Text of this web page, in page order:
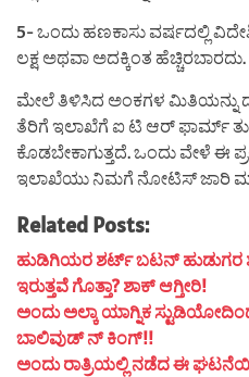
5- ಒಂದು ಹಣಕಾಸು ವರ್ಷದಲ್ಲಿ
ಲಕ್ಷ ಅಥವಾ ಅದಕ್ಕಿಂತ ಹೆಚ್ಚಿರಬಾರದು.
ಮೇಲೆ ತಿಳಿಸಿದ ಅಂಕಗಳ ಮಿತಿಯನ್ನು
ತೆರಿಗೆ ಇಲಾಖೆಗೆ ಐ ಟಿ ಆರ್ ಫಾರ್ಮ್
ಕೊಡಬೇಕಾಗುತ್ತದೆ. ಒಂದು ವೇಳೆ ಈ
ಇಲಾಖೆಯು ನಿಮಗೆ ನೋಟಿಸ್ ಜಾರಿ
Related Posts:
ಹುಡಿಗಿಯರ ಶರ್ಟ್ ಬಟನ್ ಹುಡುಗರ
ಇರುತ್ತವೆ ಗೊತ್ತಾ? ಶಾಕ್ ಆಗ್ತೀರಿ!
ಅಂದು ಅಲ್ಕಾ ಯಾಗ್ನಿಕ
ಬಾಲಿವುಡ್ ನ್ ಕಿಂಗ್!!
ಅಂದು ರಾತ್ರಿಯಲ್ಲಿ ನಡೆದ ಈ